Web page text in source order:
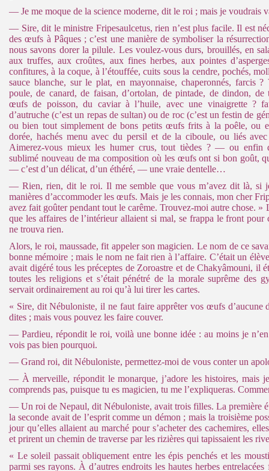
— Je me moque de la science moderne, dit le roi ; mais je voudrais
— Sire, dit le ministre Fripesaulcetus, rien n’est plus facile. Il est
des œufs à Pâques ; c’est une manière de symboliser la
nous savons dorer la pilule. Les voulez-vous durs, brouillés, en
aux truffes, aux croûtes, aux fines herbes, aux pointes
confitures, à la coque, à l’étouffée, cuits sous la cendre, pochés,
sauce blanche, sur le plat, en mayonnaise, chaperonnés, farcis
poule, de canard, de faisan, d’ortolan, de pintade, de dindon, de
œufs de poisson, du caviar à l’huile, avec une vinaigrette ?
d’autruche (c’est un repas de sultan) ou de roc (c’est un festin de
ou bien tout simplement de bons petits œufs frits à la poêle, ou
dorée, hachés menu avec du persil et de la ciboule, ou liés
Aimerez-vous mieux les humer crus, tout tièdes ? — ou enfin
sublimé nouveau de ma composition où les œufs ont si bon goût,
— c’est d’un délicat, d’un éthéré, — une vraie dentelle…
— Rien, rien, dit le roi. Il me semble que vous m’avez dit là, si
manières d’accommoder les œufs. Mais je les connais, mon cher
avez fait goûter pendant tout le carême. Trouvez-moi autre chose. »
que les affaires de l’intérieur allaient si mal, se frappa le front
ne trouva rien.
Alors, le roi, maussade, fit appeler son magicien. Le nom de ce
bonne mémoire ; mais le nom ne fait rien à l’affaire. C’était un
avait digéré tous les préceptes de Zoroastre et de Chakyâmouni, il
toutes les religions et s’était pénétré de la morale suprême des
servait ordinairement au roi qu’à lui tirer les cartes.
« Sire, dit Nébuloniste, il ne faut faire apprêter vos œufs d’aucune
dites ; mais vous pouvez les faire couver.
— Pardieu, répondit le roi, voilà une bonne idée : au moins je
vois pas bien pourquoi.
— Grand roi, dit Nébuloniste, permettez-moi de vous conter un
— À merveille, répondit le monarque, j’adore les histoires, mais
comprends pas, puisque tu es magicien, tu me l’expliqueras.
— Un roi de Nepaul, dit Nébuloniste, avait trois filles. La première
la seconde avait de l’esprit comme un démon ; mais la troisième
jour qu’elles allaient au marché pour s’acheter des cachemires,
et prirent un chemin de traverse par les rizières qui tapissaient les
« Le soleil passait obliquement entre les épis penchés et les
parmi ses rayons. À d’autres endroits les hautes herbes